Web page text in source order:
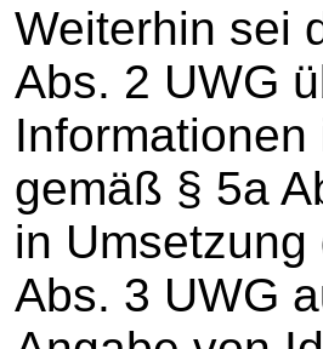
Weiterhin sei
Abs. 2 UWG
gemäß § 5a
in
Abs. 3 UWG